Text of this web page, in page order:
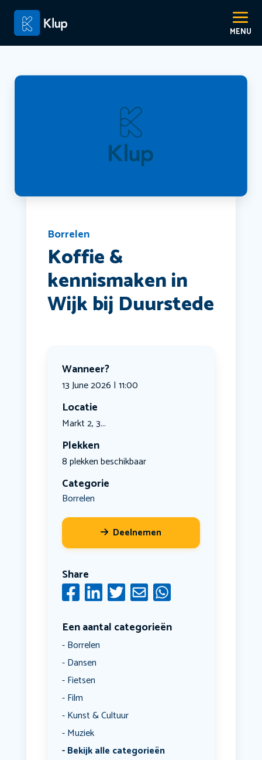
Borrelen
Koffie &
kennismaken in
Wijk bij Duurstede
Wanneer?
13 June 2026 | 11:00
Locatie
Markt 2, 3...
Plekken
8 plekken beschikbaar
Categorie
Borrelen
Deelnemen
Share
Een aantal categorieën
Borrelen
Dansen
Fietsen
Film
Kunst & Cultuur
Muziek
Bekijk alle categorieën